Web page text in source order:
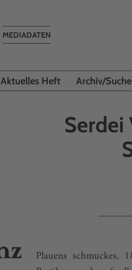
MEDIADATEN
Aktuelles Heft Archiv/Suche
Serdei
Plauens schmuckes,